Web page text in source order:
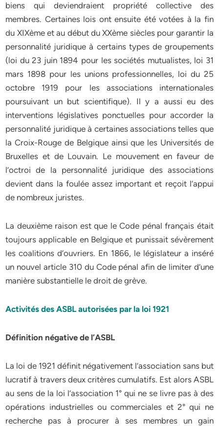
biens qui deviendraient propriété collective des
membres. Certaines lois ont ensuite été votées à la fin
du XIXème et au début du XXème siècles pour garantir la
personnalité juridique à certains types de groupements
(loi du 23 juin 1894 pour les sociétés mutualistes, loi 31
mars 1898 pour les unions professionnelles, loi du 25
octobre 1919 pour les associations internationales
poursuivant un but scientifique). Il y a aussi eu des
interventions législatives ponctuelles pour accorder la
personnalité juridique à certaines associations telles que
la Croix-Rouge de Belgique ainsi que les Universités de
Bruxelles et de Louvain. Le mouvement en faveur de
l’octroi de la personnalité juridique des associations
devient dans la foulée assez important et reçoit l’appui
de nombreux juristes.
La deuxième raison est que le Code pénal français était
toujours applicable en Belgique et punissait sévèrement
les coalitions d’ouvriers. En 1866, le législateur a inséré
un nouvel article 310 du Code pénal afin de limiter d’une
manière substantielle le droit de grève.
Activités des ASBL autorisées par la loi 1921
Définition négative de l’ASBL
La loi de 1921 définit négativement l’association sans but
lucratif à travers deux critères cumulatifs. Est alors ASBL
au sens de la loi l’association 1° qui ne se livre pas à des
opérations industrielles ou commerciales et 2° qui ne
recherche pas à procurer à ses membres un gain